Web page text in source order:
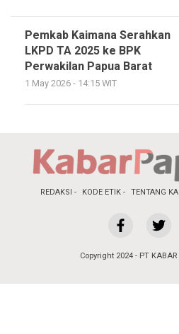
Pemkab Kaimana Serahkan
LKPD TA 2025 ke BPK
Perwakilan Papua Barat
1 May 2026 - 14:15 WIT
REDAKSI KODE ETIK TENTANG
Copyright 2024 - PT